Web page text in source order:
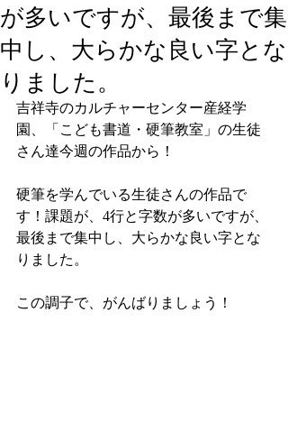
が多いですが、最後まで集
中し、大らかな良い字とな
りました。
吉祥寺のカルチャーセンター産経学
園、「こども書道・硬筆教室」の生徒
さん達今週の作品から！
硬筆を学んでいる生徒さんの作品で
す！課題が、4行と字数が多いですが、
最後まで集中し、大らかな良い字とな
りました。
この調子で、がんばりましょう！